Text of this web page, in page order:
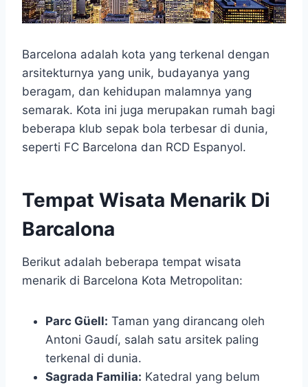
Barcelona adalah kota yang terkenal dengan
arsitekturnya yang unik, budayanya yang
beragam, dan kehidupan malamnya yang
semarak. Kota ini juga merupakan rumah bagi
beberapa klub sepak bola terbesar di dunia,
seperti FC Barcelona dan RCD Espanyol.
Tempat Wisata Menarik Di
Barcalona
Berikut adalah beberapa tempat wisata
menarik di Barcelona Kota Metropolitan:
Parc Güell: Taman yang dirancang oleh
Antoni Gaudí, salah satu arsitek paling
terkenal di dunia.
Sagrada Familia: Katedral yang belum